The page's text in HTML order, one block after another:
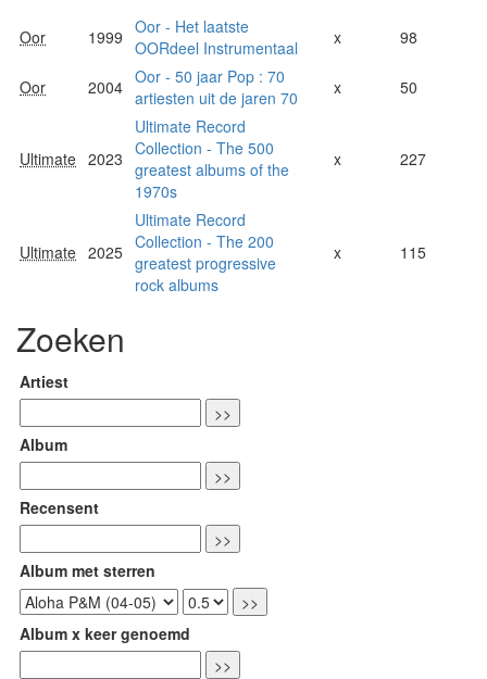
Oor 1999 Oor - Het laatste
OORdeel Instrumentaal
x 98
Oor 2004 Oor - 50 jaar Pop : 70
artiesten uit de jaren 70
x 50
Ultimate 2023
Ultimate Record
Collection - The 500
greatest albums of the
1970s
x 227
Ultimate 2025
Ultimate Record
Collection - The 200
greatest progressive
rock albums
x 115
Zoeken
Artiest
Album
Recensent
Album met sterren
Album x keer genoemd